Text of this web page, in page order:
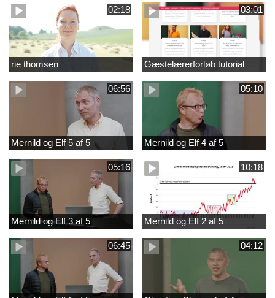
02:18
rie thomsen
03:01
Gæstelærerforløb tutorial
06:56
Mernild og Elf 5 af 5
05:10
Mernild og Elf 4 af 5
05:16
Mernild og Elf 3 af 5
10:18
Mernild og Elf 2 af 5
06:45 04:12